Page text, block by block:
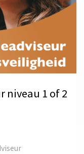
niveau 1 of 2